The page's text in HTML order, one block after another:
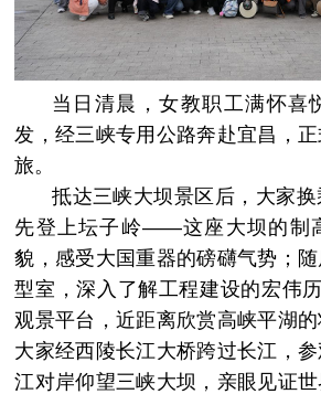
当日清晨，女教职工满怀喜
发，经三峡专用公路奔赴宜昌，
旅。
抵达三峡大坝景区后，大家
先登上坛子岭——这座大坝的制
貌，感受大国重器的磅礴气势；
型室，深入了解工程建设的宏伟
观景平台，近距离欣赏高峡平湖的
大家经西陵长江大桥跨过长江，
江对岸仰望三峡大坝，亲眼见证